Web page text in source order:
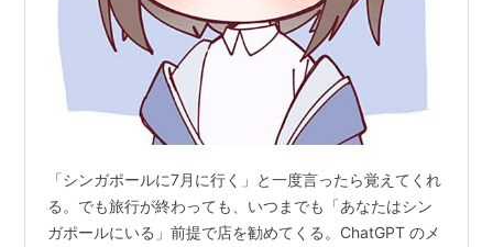
「シンガポールに7月に行く」と一度言ったら覚えてくれ
る。でも旅行が終わっても、いつまでも「あなたはシン
ガポールにいる」前提で店を勧めてくる。ChatGPT のメ